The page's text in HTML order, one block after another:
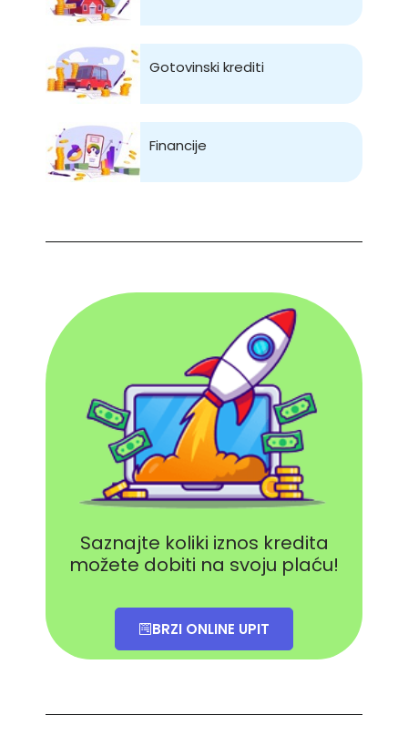
Gotovinski krediti
Financije
Saznajte koliki iznos kredita
možete dobiti na svoju plaću!
BRZI ONLINE UPIT